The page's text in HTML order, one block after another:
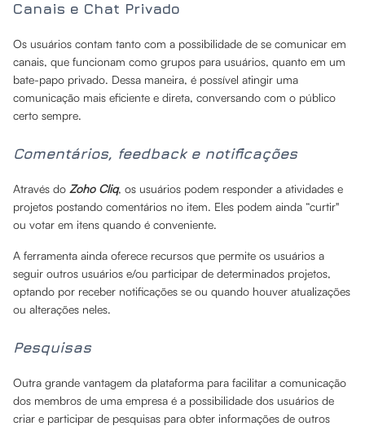
Canais e Chat Privado
Os usuários contam tanto com a possibilidade de se comunicar em
canais, que funcionam como grupos para usuários, quanto em um
bate-papo privado. Dessa maneira, é possível atingir uma
comunicação mais eficiente e direta, conversando com o público
certo sempre.
Comentários, feedback e notificações
Através do Zoho Cliq, os usuários podem responder a atividades e
projetos postando comentários no item. Eles podem ainda “curtir"
ou votar em itens quando é conveniente.
A ferramenta ainda oferece recursos que permite os usuários a
seguir outros usuários e/ou participar de determinados projetos,
optando por receber notificações se ou quando houver atualizações
ou alterações neles.
Pesquisas
Outra grande vantagem da plataforma para facilitar a comunicação
dos membros de uma empresa é a possibilidade dos usuários de
criar e participar de pesquisas para obter informações de outros